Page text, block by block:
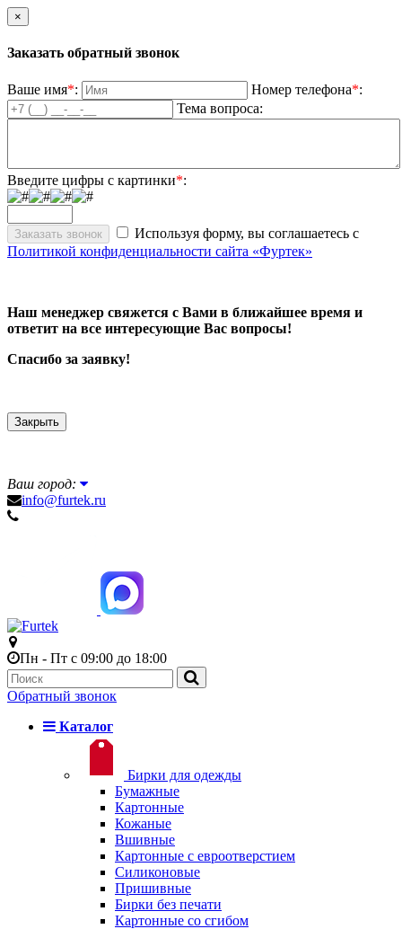
×
Заказать обратный звонок
Ваше имя*: Номер телефона*:
Тема вопроса:
Введите цифры с картинки*:
Используя форму, вы соглашаетесь с
Политикой конфиденциальности сайта «Фуртек»
Наш менеджер свяжется с Вами в ближайшее время и
ответит на все интересующие Вас вопросы!
Спасибо за заявку!
Закрыть
Ваш город:
info@furtek.ru
Пн - Пт с 09:00 до 18:00
Обратный звонок
Каталог
Бирки для одежды
Бумажные
Картонные
Кожаные
Вшивные
Картонные с евроотверстием
Силиконовые
Пришивные
Бирки без печати
Картонные со сгибом